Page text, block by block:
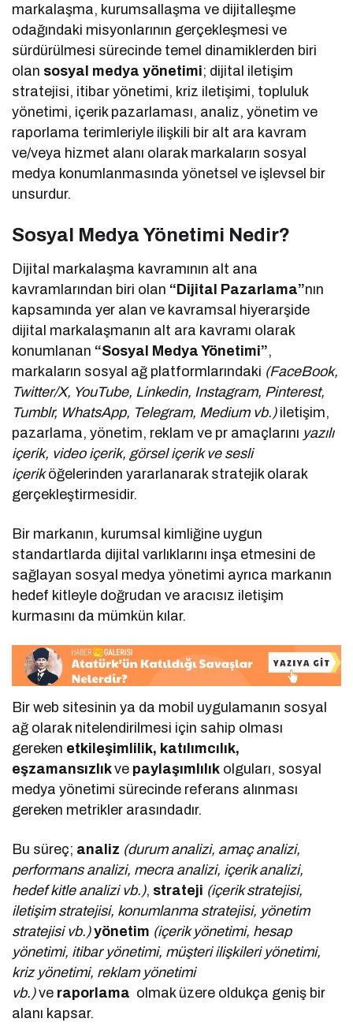
markalaşma, kurumsallaşma ve dijitalleşme
odağındaki misyonlarının gerçekleşmesi ve
sürdürülmesi sürecinde temel dinamiklerden biri
olan sosyal medya yönetimi; dijital iletişim
stratejisi, itibar yönetimi, kriz iletişimi, topluluk
yönetimi, içerik pazarlaması, analiz, yönetim ve
raporlama terimleriyle ilişkili bir alt ara kavram
ve/veya hizmet alanı olarak markaların sosyal
medya konumlanmasında yönetsel ve işlevsel bir
unsurdur.
Sosyal Medya Yönetimi Nedir?
Dijital markalaşma kavramının alt ana
kavramlarından biri olan “Dijital Pazarlama”nın
kapsamında yer alan ve kavramsal hiyerarşide
dijital markalaşmanın alt ara kavramı olarak
konumlanan “Sosyal Medya Yönetimi”,
markaların sosyal ağ platformlarındaki (FaceBook,
Twitter/X, YouTube, Linkedin, Instagram, Pinterest,
Tumblr, WhatsApp, Telegram, Medium vb.) iletişim,
pazarlama, yönetim, reklam ve pr amaçlarını yazılı
içerik, video içerik, görsel içerik ve sesli
içeriköğelerinden yararlanarak stratejik olarak
gerçekleştirmesidir.
Bir markanın, kurumsal kimliğine uygun
standartlarda dijital varlıklarını inşa etmesini de
sağlayan sosyal medya yönetimi ayrıca markanın
hedef kitleyle doğrudan ve aracısız iletişim
kurmasını da mümkün kılar.
Bir web sitesinin ya da mobil uygulamanın sosyal
ağ olarak nitelendirilmesi için sahip olması
gereken etkileşimlilik, katılımcılık,
eşzamansızlıkve paylaşımlılık olguları, sosyal
medya yönetimi sürecinde referans alınması
gereken metrikler arasındadır.
Bu süreç; analiz (durum analizi, amaç analizi,
performans analizi, mecra analizi, içerik analizi,
hedef kitle analizi vb.), strateji (içerik stratejisi,
iletişim stratejisi, konumlanma stratejisi, yönetim
stratejisi vb.) yönetim (içerik yönetimi, hesap
yönetimi, itibar yönetimi, müşteri ilişkileri yönetimi,
kriz yönetimi, reklam yönetimi
vb.)ve raporlama olmak üzere oldukça geniş bir
alanı kapsar.